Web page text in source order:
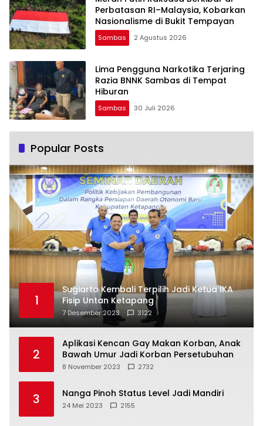
Perbatasan RI–Malaysia, Kobarkan
Nasionalisme di Bukit Tempayan
Sambas 2 Agustus 2026
Lima Pengguna Narkotika Terjaring
Razia BNNK Sambas di Tempat
Hiburan
Sambas 30 Juli 2026
Popular Posts
1
Sugiarto Kembali Terpilih Jadi Ketua IKA
Fisip Untan Ketapang
7 Desember 2023 3122
2
Aplikasi Kencan Gay Makan Korban, Anak
Bawah Umur Jadi Korban Persetubuhan
8 November 2023 2732
3 Nanga Pinoh Status Level Jadi Mandiri
24 Mei 2023 2155